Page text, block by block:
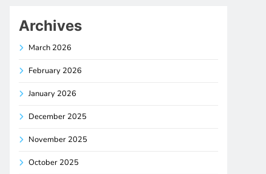
Archives
March 2026
February 2026
January 2026
December 2025
November 2025
October 2025